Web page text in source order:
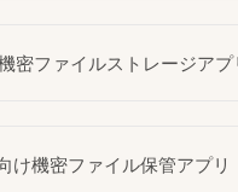
密ファイルストレージアプ
け機密ファイル保管アプリ